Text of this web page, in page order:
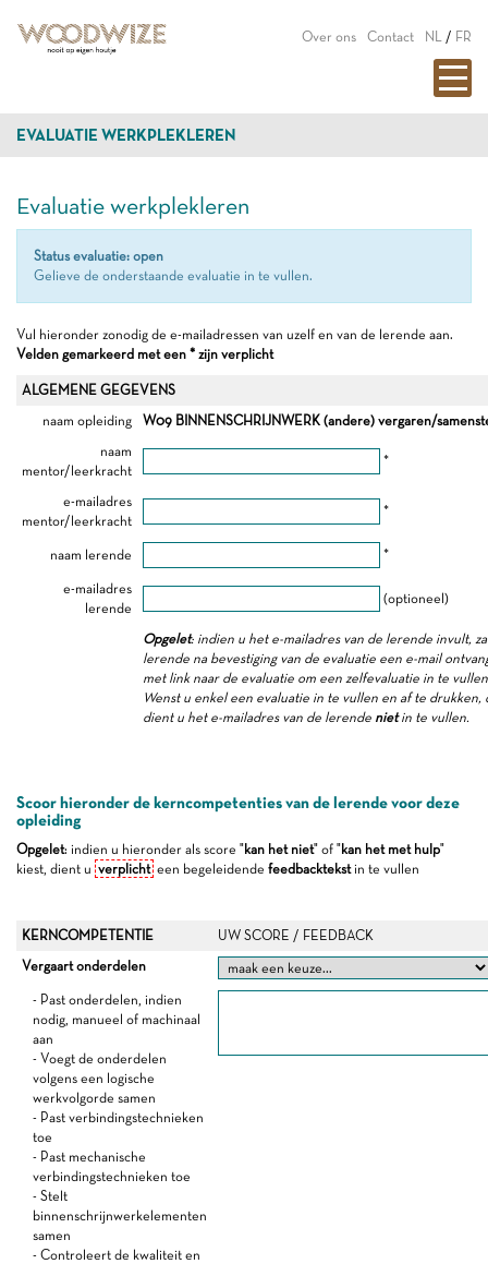
Over ons Contact NL / FR
EVALUATIE WERKPLEKLEREN
Evaluatie werkplekleren
Status evaluatie: open
Gelieve de onderstaande evaluatie in te vullen.
Vul hieronder zonodig de e-mailadressen van uzelf en van de lerende aan.
Velden gemarkeerd met een * zijn verplicht
ALGEMENE GEGEVENS
naam opleiding
W09 BINNENSCHRIJNWERK (andere) vergaren/
naam
mentor/leerkracht
*
e-mailadres
mentor/leerkracht
*
naam lerende *
e-mailadres
lerende
(optioneel)
Opgelet: indien u het e-mailadres van de lerende invult,
lerende na bevestiging van de evaluatie een e-mail
met link naar de evaluatie om een zelfevaluatie in te
Wenst u enkel een evaluatie in te vullen en af te drukken,
dient u het e-mailadres van de lerende nietin te vullen.
Scoor hieronder de kerncompetenties van de lerende voor deze
opleiding
Opgelet: indien u hieronder als score "kan het niet" of "kan het met hulp"
kiest, dient u verplicht een begeleidende feedbacktekstin te vullen
KERNCOMPETENTIE
UW SCORE / FEEDBACK
Vergaart onderdelen
- Past onderdelen, indien
nodig, manueel of machinaal
aan
- Voegt de onderdelen
volgens een logische
werkvolgorde samen
- Past verbindingstechnieken
toe
- Past mechanische
verbindingstechnieken toe
- Stelt
binnenschrijnwerkelementen
samen
- Controleert de kwaliteit en